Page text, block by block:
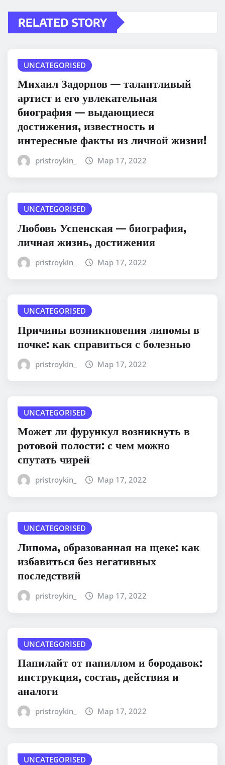
RELATED STORY
UNCATEGORISED
Михаил Задорнов — талантливый
артист и его увлекательная
биография — выдающиеся
достижения, известность и
интересные факты из личной жизни!
pristroykin_ Мар 17, 2022
UNCATEGORISED
Любовь Успенская — биография,
личная жизнь, достижения
pristroykin_ Мар 17, 2022
UNCATEGORISED
Причины возникновения липомы в
почке: как справиться с болезнью
pristroykin_ Мар 17, 2022
UNCATEGORISED
Может ли фурункул возникнуть в
ротовой полости: с чем можно
спутать чирей
pristroykin_ Мар 17, 2022
UNCATEGORISED
Липома, образованная на щеке: как
избавиться без негативных
последствий
pristroykin_ Мар 17, 2022
UNCATEGORISED
Папилайт от папиллом и бородавок:
инструкция, состав, действия и
аналоги
pristroykin_ Мар 17, 2022
UNCATEGORISED